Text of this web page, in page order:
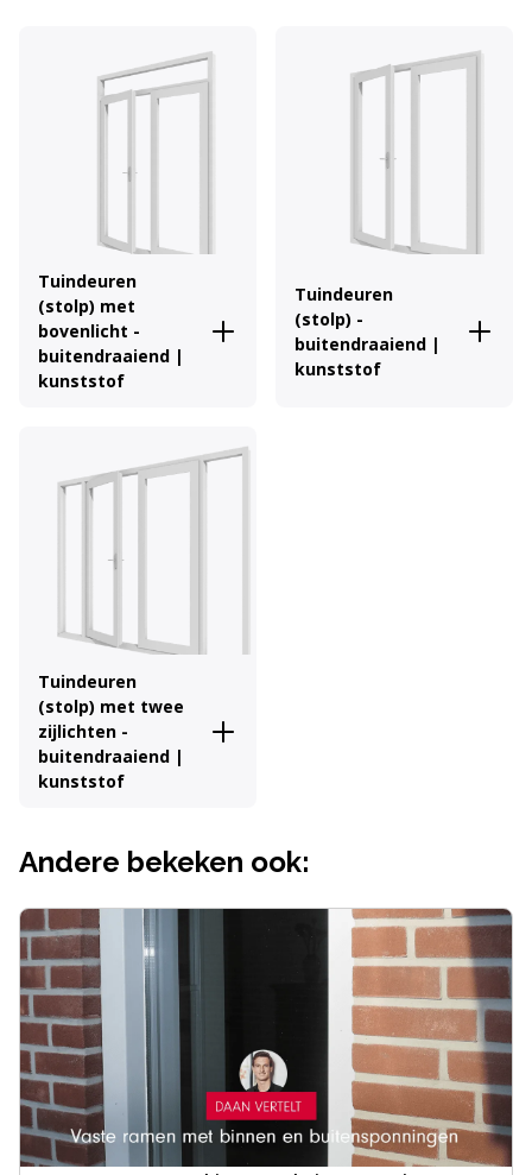
Tuindeuren
(stolp) met
bovenlicht -
buitendraaiend |
kunststof
Tuindeuren
(stolp) -
buitendraaiend |
kunststof
Tuindeuren
(stolp) met twee
zijlichten -
buitendraaiend |
kunststof
Andere bekeken ook: